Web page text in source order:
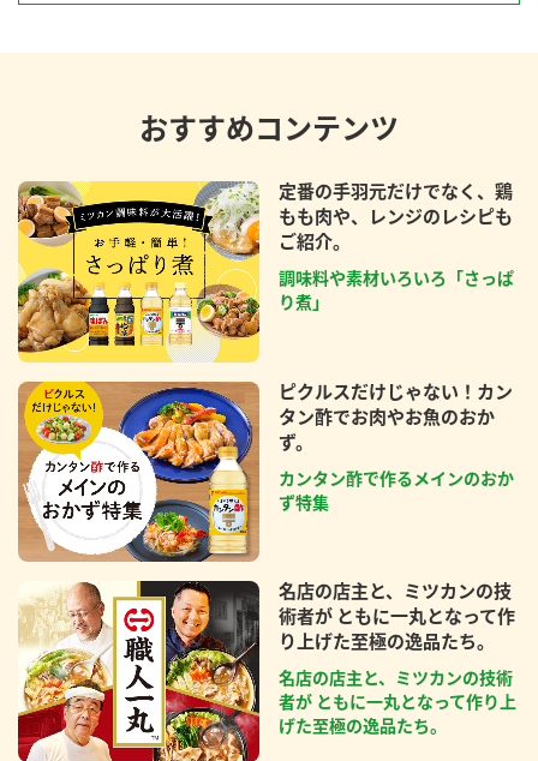
おすすめコンテンツ
定番の手羽元だけでなく、鶏
もも肉や、レンジのレシピも
ご紹介。
調味料や素材いろいろ「さっぱ
り煮」
ピクルスだけじゃない！カン
タン酢でお肉やお魚のおか
ず。
カンタン酢で作るメインのおか
ず特集
名店の店主と、ミツカンの技
術者が ともに一丸となって作
り上げた至極の逸品たち。
名店の店主と、ミツカンの技術
者が ともに一丸となって作り上
げた至極の逸品たち。